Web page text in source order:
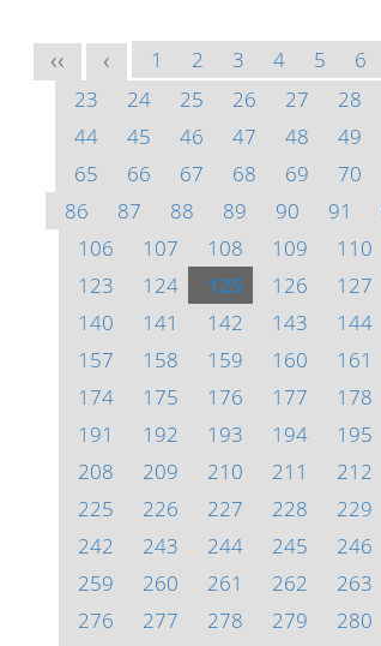
<< < 1 2 3 4 5 6
23
24 25 26 27 28
44
45 46 47 48 49
65
66 67 68 69 70
86
87 88 89 90 91
106
107 108 109 110
123
124 125 126 127
140
141 142 143 144
157
158 159 160 161
174
175 176 177 178
191
192 193 194 195
208
209 210 211 212
225
226 227 228 229
242
243 244 245 246
259
260 261 262 263
276
277 278 279 280